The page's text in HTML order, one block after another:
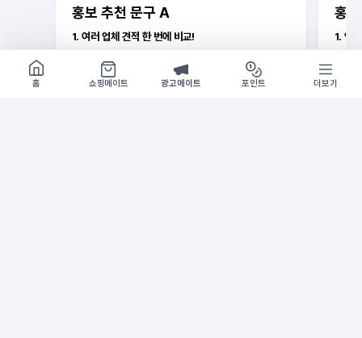
홍보 추천 문구 A
1. 여러 업체 견적 한 번에 비교!
2. 입주 준비, 비싸게 하지 마세요
업체들이 경쟁하니까 더 합리적인 가격
홍
1. 업
헬로
헬로
쇼핑몰 구경하기
방문시 1G
홈
쇼핑메이트 광고메이트 포인트 더보기